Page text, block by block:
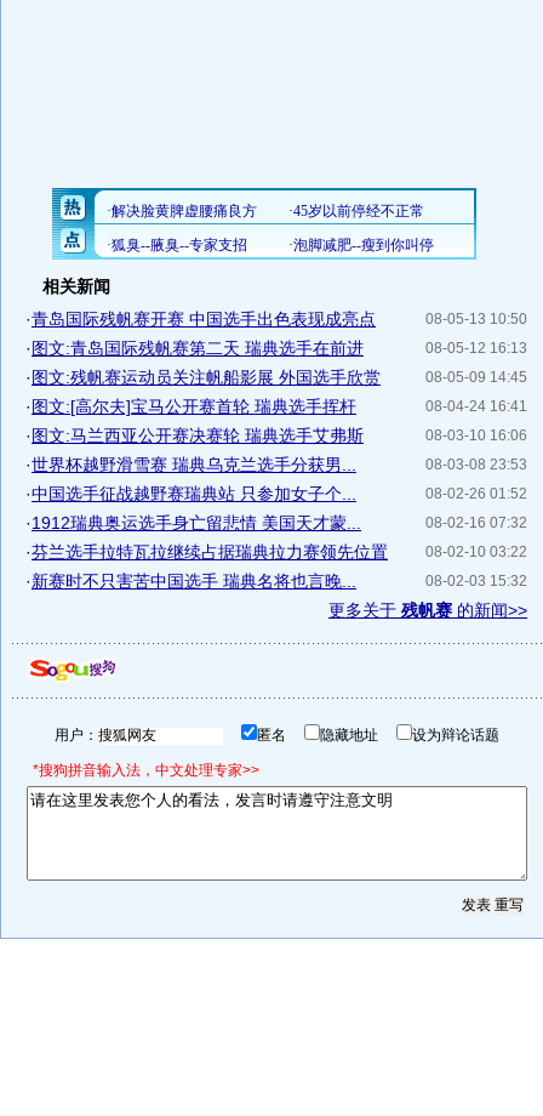
相关新闻
08-05-13 10:50
·青岛国际残帆赛开赛 中国选手出色表现成亮点
08-05-12 16:13
·图文:青岛国际残帆赛第二天 瑞典选手在前进
08-05-09 14:45
·图文:残帆赛运动员关注帆船影展 外国选手欣赏
08-04-24 16:41
·图文:[高尔夫]宝马公开赛首轮 瑞典选手挥杆
08-03-10 16:06
·图文:马兰西亚公开赛决赛轮 瑞典选手艾弗斯
08-03-08 23:53
·世界杯越野滑雪赛 瑞典乌克兰选手分获男...
08-02-26 01:52
·中国选手征战越野赛瑞典站 只参加女子个...
08-02-16 07:32
·1912瑞典奥运选手身亡留悲情 美国天才蒙...
08-02-10 03:22
·芬兰选手拉特瓦拉继续占据瑞典拉力赛领先位置
08-02-03 15:32
·新赛时不只害苦中国选手 瑞典名将也言晚...
更多关于 残帆赛 的新闻>>
用户： 匿名 隐藏地址 设为辩论话题
*搜狗拼音输入法，中文处理专家>>